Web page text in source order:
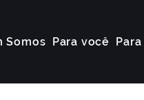
Somos Para você